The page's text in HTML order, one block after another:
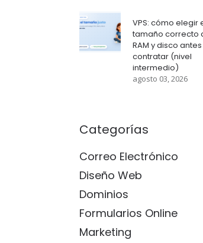
VPS: cómo elegir
tamaño correcto
RAM y disco
contratar (nivel
intermedio)
agosto 03, 2026
Categorías
Correo Electrónico
Diseño Web
Dominios
Formularios Online
Marketing